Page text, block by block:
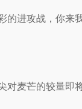
进攻战，你来
麦芒的较量即